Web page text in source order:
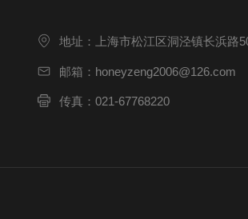
地址：上海市松江区洞泾镇长浜路
邮箱：honeyzeng2006@126.com
传真：021-67768220